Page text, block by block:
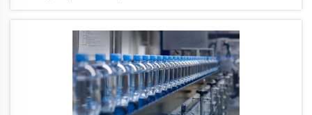
Printemps sont similaires. La famille se réunit. Les gens
mangent des gâteaux de riz, des raviolis et un v...